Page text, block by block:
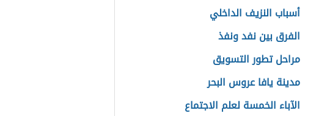
أسباب النزيف الداخلي
الفرق بين نفد ونفذ
مراحل تطور التسويق
مدينة يافا عروس البحر
الآباء الخمسة لعلم الاجتماع